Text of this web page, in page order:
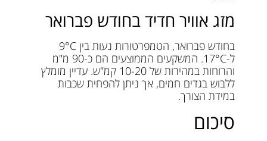
מזג אוויר חדיד בחודש פברואר
בחודש פברואר, הטמפרטורות נעות בין 9°C
ל-17°C. המשקעים הממוצעים הם כ-90 מ"מ
והרוחות במהירות של 10-20 קמ"ש. עדיין מומלץ
ללבוש בגדים חמים, אך ניתן להפחית שכבות
במידת הצורך.
סיכום